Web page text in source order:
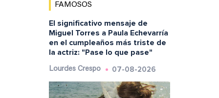
FAMOSOS
El significativo mensaje de
Miguel Torres a Paula Echevarría
en el cumpleaños más triste de
la actriz: "Pase lo que pase"
Lourdes Crespo 07-08-2026